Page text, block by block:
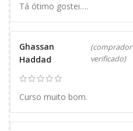
Tá ótimo gostei….
Ghassan
Haddad
(comprador
verificado)
Curso muito bom.